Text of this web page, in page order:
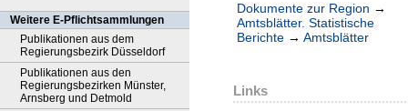
Weitere E-Pflichtsammlungen
Publikationen aus dem
Regierungsbezirk Düsseldorf
Publikationen aus den
Regierungsbezirken Münster,
Arnsberg und Detmold
Dokumente zur Region →
Amtsblätter. Statistische
Berichte → Amtsblätter
Links